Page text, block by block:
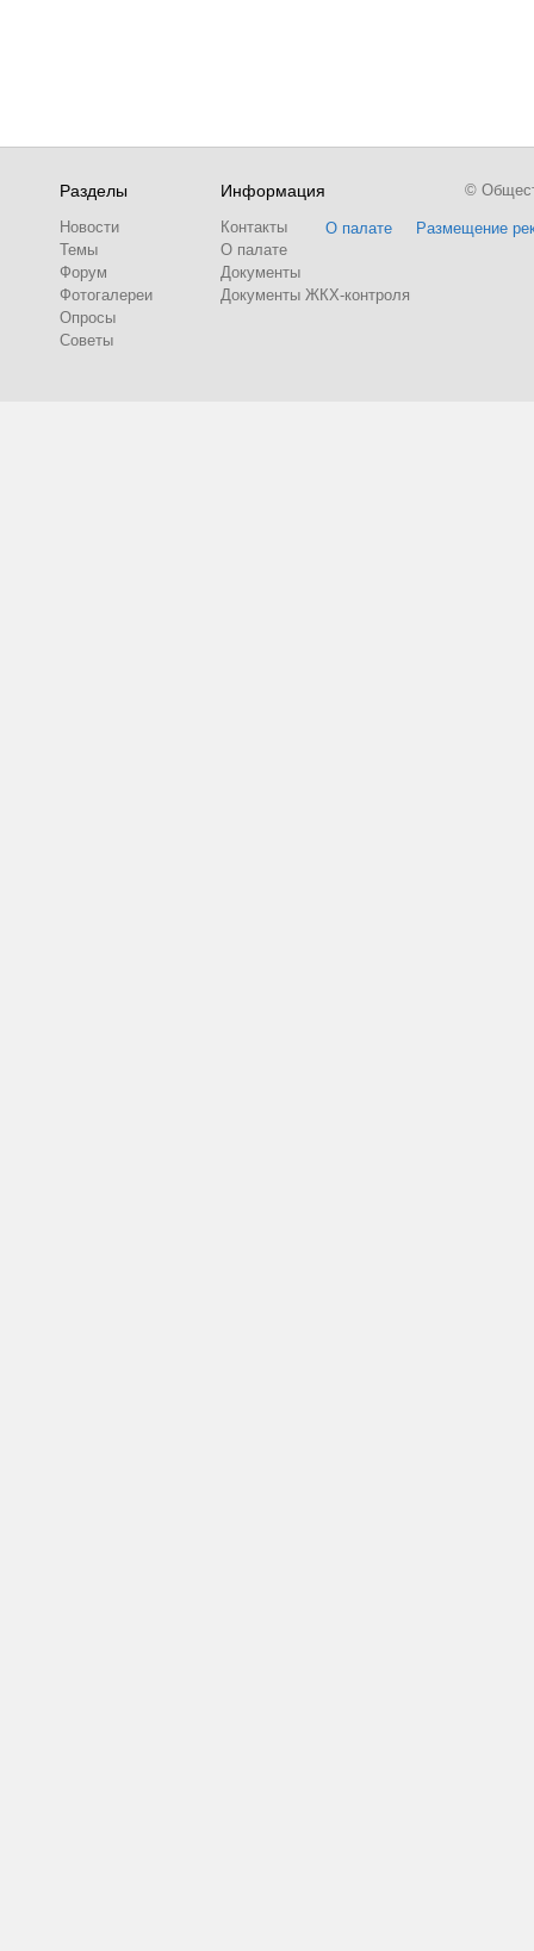
Разделы
Новости
Темы
Форум
Фотогалереи
Опросы
Советы
Информация
Контакты
О палате
Документы
Документы ЖКХ-контроля
О палате Размещение
©